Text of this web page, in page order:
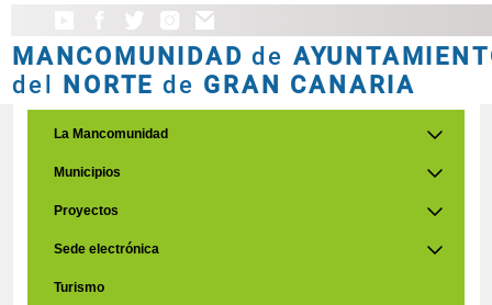
MANCOMUNIDAD de
del NORTE de GRAN CANARIA
La Mancomunidad
Municipios
Proyectos
Sede electrónica
Turismo